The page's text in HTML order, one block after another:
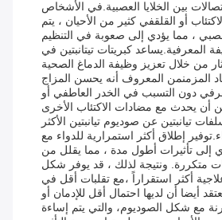
بين الخلايا العصبية.في الأشخاص
أو القلقفي كثير من الأحيان ، يتم
، مما يؤدي إلى صعوبة في التنظيم
المعرفية.يساعد كبريتات تيتانبتين في
من خلال تعزيز وظيفة الدماغ الصحية
المزمنمن المعروف أنه يحسن المزاج
دون التسبب في الخدر العاطفي أو
تيانبتين عن صوديوم تيانبتين الأكثر
إطلاق أكثر استمرارية للدواء مع
إلى تأثيرات أطول مدة ، مما يقلل من
متكررة. ونتيجة لذلك ، قد يوفر شكل
علاجية أكثر استقراراً ،مع تقلبات أقل في
أيضا أن لديها احتمال أقل للإدمان أو
مع شكل الصوديوم، والتي يتم إساءة